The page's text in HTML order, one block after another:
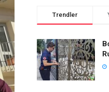
Trendler